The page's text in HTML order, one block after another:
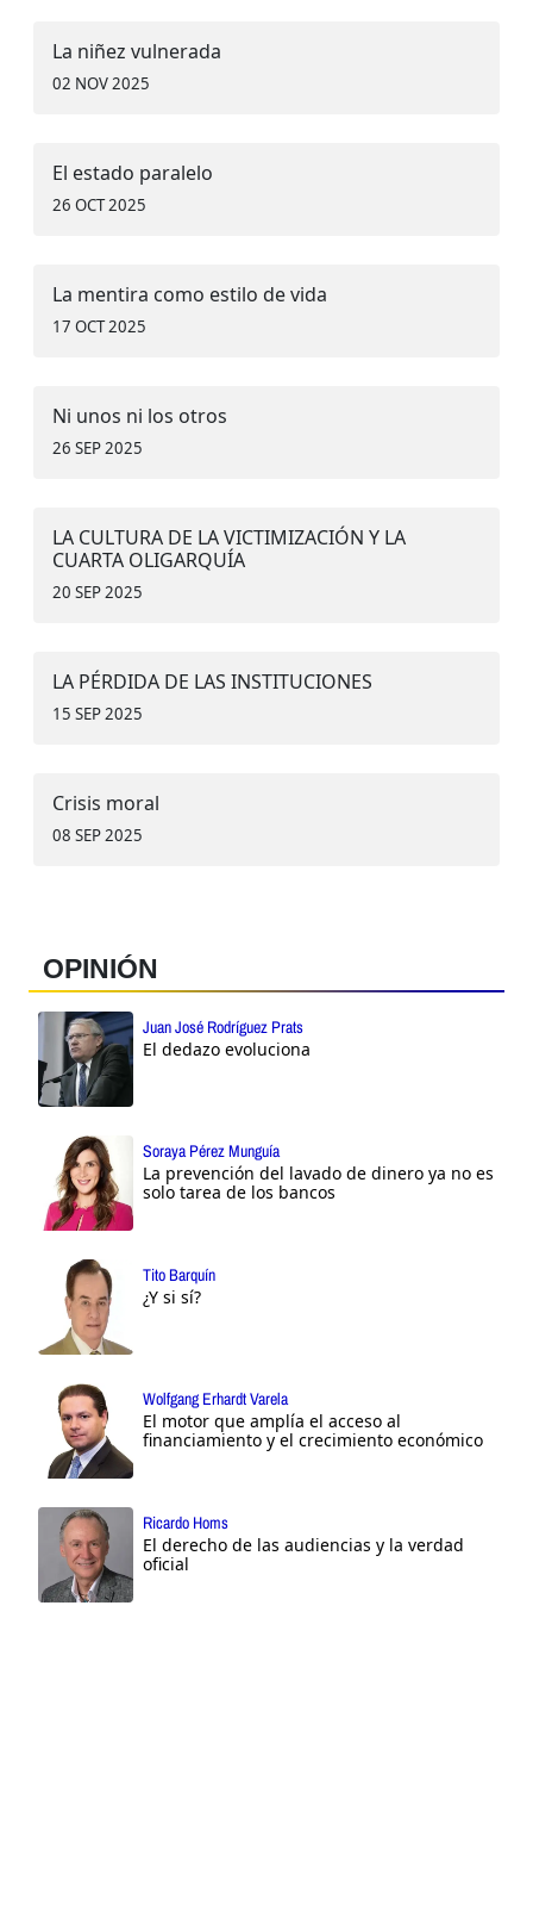
La niñez vulnerada
02 NOV 2025
El estado paralelo
26 OCT 2025
La mentira como estilo de vida
17 OCT 2025
Ni unos ni los otros
26 SEP 2025
LA CULTURA DE LA VICTIMIZACIÓN Y LA
CUARTA OLIGARQUÍA
20 SEP 2025
LA PÉRDIDA DE LAS INSTITUCIONES
15 SEP 2025
Crisis moral
08 SEP 2025
OPINIÓN
Juan José Rodríguez Prats
El dedazo evoluciona
Soraya Pérez Munguía
La prevención del lavado de dinero ya no es
solo tarea de los bancos
Tito Barquín
¿Y si sí?
Wolfgang Erhardt Varela
El motor que amplía el acceso al
financiamiento y el crecimiento económico
Ricardo Homs
El derecho de las audiencias y la verdad
oficial